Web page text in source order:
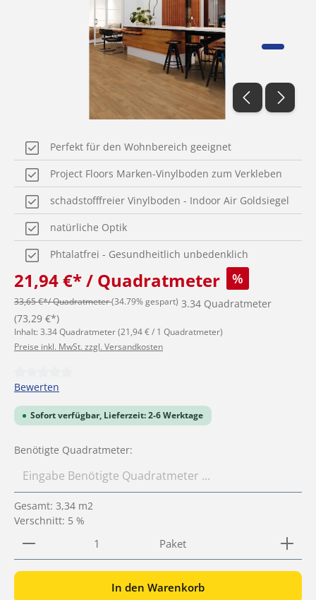
Perfekt für den Wohnbereich geeignet
Project Floors Marken-Vinylboden zum Verkleben
schadstofffreier Vinylboden - Indoor Air Goldsiegel
natürliche Optik
Phtalatfrei - Gesundheitlich unbedenklich
21,94 €* / Quadratmeter %
33,65 €*/ Quadratmeter(34.79% gespart) 3.34 Quadratmeter
(73,29 €*)
Inhalt: 3.34 Quadratmeter(21,94 € / 1 Quadratmeter)
Preise inkl. MwSt. zzgl. Versandkosten
Durchschnittliche Bewertung von 0 von 5 Sternen
Bewerten
Sofort verfügbar, Lieferzeit: 2-6 Werktage
Benötigte Quadratmeter:
Gesamt: 3,34 m2
Verschnitt: 5 %
Produkt Anzahl: Gib den gewünschten Wert ein
Paket
In den Warenkorb